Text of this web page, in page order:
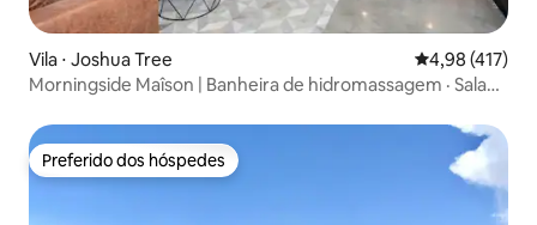
Vila ⋅ Joshua Tree 4,98 de uma
4,98 (417)
Morningside Maîson | Banheira de hidromassagem · Sala
Preferido dos hóspedes
Preferido dos hóspedes